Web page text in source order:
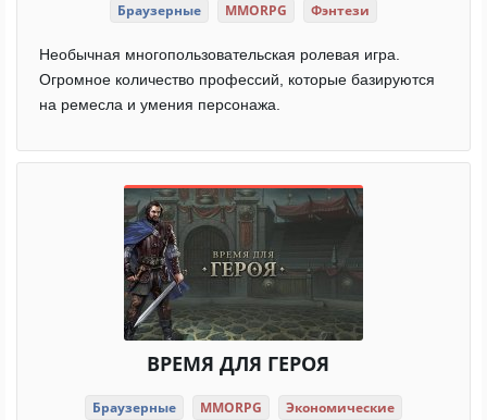
Браузерные MMORPG Фэнтези
Необычная многопользовательская ролевая игра.
Огромное количество профессий, которые базируются
на ремесла и умения персонажа.
ВРЕМЯ ДЛЯ ГЕРОЯ
Браузерные MMORPG Экономические